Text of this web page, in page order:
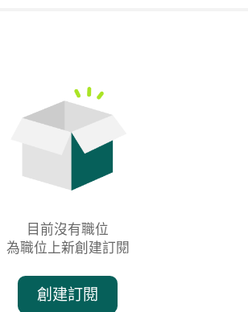
目前沒有職位
為職位上新創建訂閱
創建訂閱